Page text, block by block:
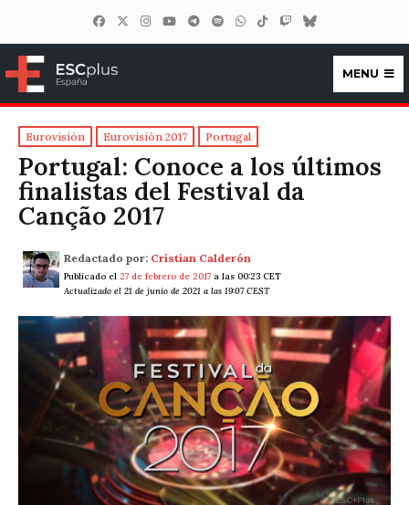
ESCplus España
MENU
Eurovisión Eurovisión 2017 Portugal
Portugal: Conoce a los últimos
finalistas del Festival da
Canção 2017
Redactado por: Cristian Calderón
Publicado el 27 de febrero de 2017 a las 00:23 CET
Actualizado el 21 de junio de 2021 a las 19:07 CEST